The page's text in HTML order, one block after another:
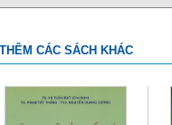
CÁC SÁCH KHÁC